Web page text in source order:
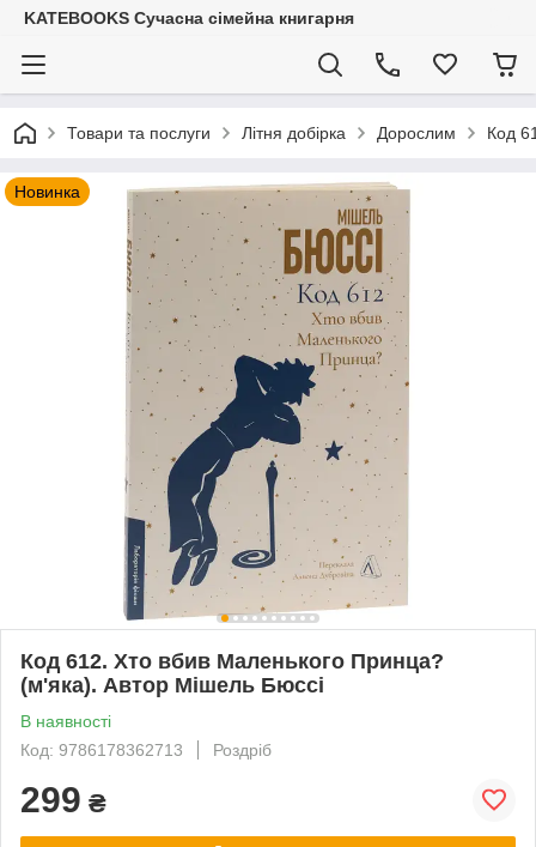
KATEBOOKS Сучасна сімейна книгарня
Товари та послуги Літня добірка Дорослим Код
Новинка
Код 612. Хто вбив Маленького Принца?
(м'яка). Автор Мішель Бюссі
В наявності
Код: 9786178362713
Роздріб
299 ₴